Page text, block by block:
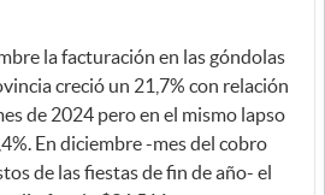
la facturación en las góndolas
creció un 21,7% con relación
de 2024 pero en el mismo lapso
En diciembre -mes del cobro
de las fiestas de fin de año- el